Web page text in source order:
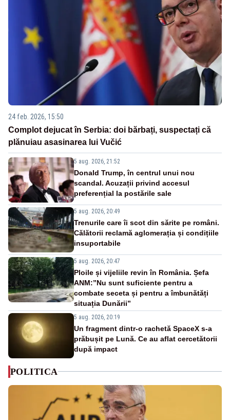
24 feb. 2026, 15:50
Complot dejucat în Serbia: doi bărbați, suspectați că
plănuiau asasinarea lui Vučić
5 aug. 2026, 21:52
Donald Trump, în centrul unui nou
scandal. Acuzații privind accesul
preferențial la postările sale
5 aug. 2026, 20:49
Trenurile care îi scot din sărite pe români.
Călătorii reclamă aglomerația și condițiile
insuportabile
5 aug. 2026, 20:47
Ploile și vijeliile revin în România. Șefa
ANM:”Nu sunt suficiente pentru a
combate seceta și pentru a îmbunătăți
situația Dunării”
5 aug. 2026, 20:19
Un fragment dintr-o rachetă SpaceX s-a
prăbușit pe Lună. Ce au aflat cercetătorii
după impact
POLITICA